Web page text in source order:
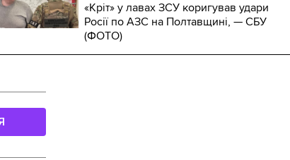
«Кріт» у лавах ЗСУ коригував удари
Росії по АЗС на Полтавщині, — СБУ
(ФОТО)